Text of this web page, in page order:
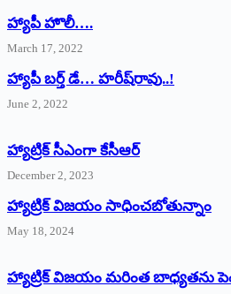
హ్యాపీ హొలీ….
March 17, 2022
హ్యాపీ బర్త్ ‌డే… హరీష్‌రావు..!
June 2, 2022
హ్యాట్రిక్‌ ‌సీఎంగా కేసీఆర్‌
December 2, 2023
హ్యాట్రిక్‌ విజయం సాధించబోతున్నాం
May 18, 2024
హ్యాట్రిక్ విజయం మరింత బాధ్యతను